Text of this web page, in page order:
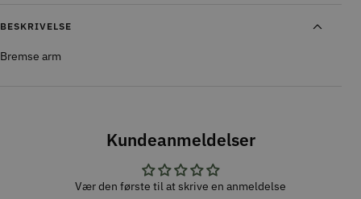
BESKRIVELSE
Bremse arm
Kundeanmeldelser
Vær den første til at skrive en anmeldelse